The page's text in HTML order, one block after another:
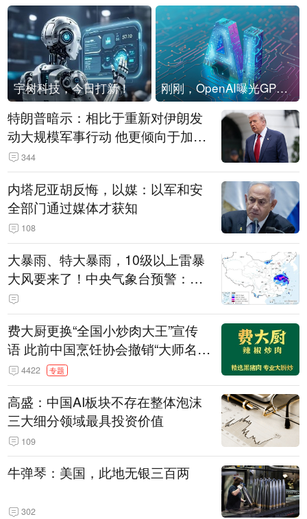
宇树科技，今日打新！ 刚刚，OpenAI曝光GPT-6！传10万亿参数，8月强行发布
特朗普暗示：相比于重新对伊朗发
动大规模军事行动 他更倾向于加大
经济施压
344
内塔尼亚胡反悔，以媒：以军和安
全部门通过媒体才获知
108
大暴雨、特大暴雨，10级以上雷暴
大风要来了！中央气象台预警：今
天到明天，浙江、安徽有特大暴雨
费大厨更换“全国小炒肉大王”宣传
语 此前中国烹饪协会撤销“大师名
师”等称号
4422 专题
高盛：中国AI板块不存在整体泡沫
三大细分领域最具投资价值
109
牛弹琴：美国，此地无银三百两
302